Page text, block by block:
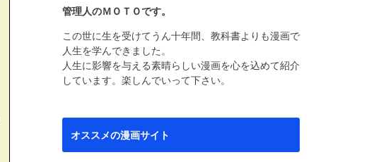
管理人のＭＯＴＯです。
この世に生を受けてうん十年間、教科書よりも漫画で
人生を学んできました。
人生に影響を与える素晴らしい漫画を心を込めて紹介
しています。楽しんでいって下さい。
オススメの漫画サイト